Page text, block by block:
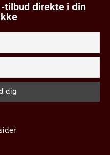
tilbud direkte i din